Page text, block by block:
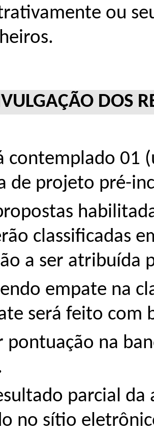
ou
DOS
contemplado 01
de projeto pré-
classificadas
a ser atribuída
empate na
será feito com
pontuação na
parcial da
no sítio